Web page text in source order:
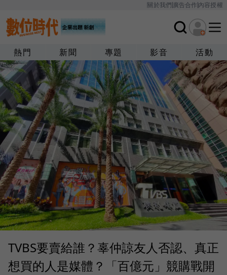
關於我們廣告合作內容授權
熱門 新聞 專題 影音 活動
TVBS要賣給誰？辜仲諒友人否認、真正
想買的人是媒體？「百億元」競購戰開